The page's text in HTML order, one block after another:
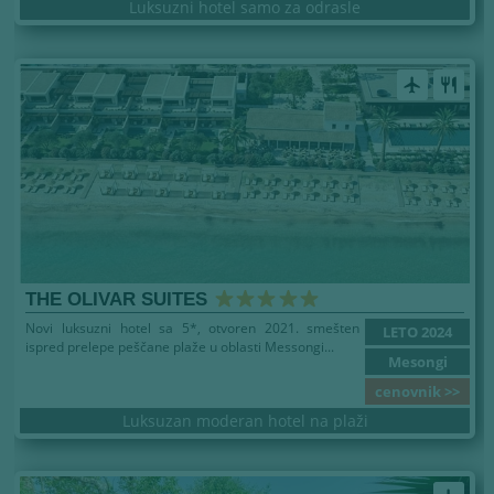
Luksuzni hotel samo za odrasle
airplanemode_active restaurant
THE OLIVAR SUITES
LETO 2024
Mesongi
cenovnik >>
Novi luksuzni hotel sa 5*, otvoren 2021. smešten
ispred prelepe peščane plaže u oblasti Messongi...
Luksuzan moderan hotel na plaži